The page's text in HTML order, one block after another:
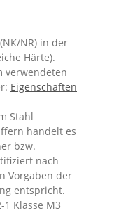
NR) in der
Härte).
verwendeten
Eigenschaften
Stahl
handelt es
bzw.
nach
Vorgaben der
entspricht.
1 Klasse M3